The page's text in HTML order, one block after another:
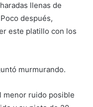
llenas de
después,
este platillo con los
murmurando.
menor ruido posible